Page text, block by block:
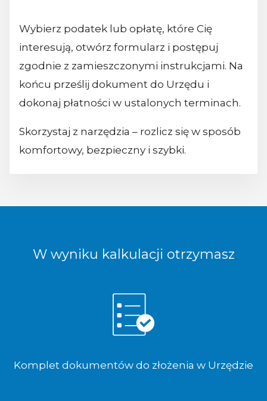
Wybierz podatek lub opłatę, które Cię
interesują, otwórz formularz i postępuj
zgodnie z zamieszczonymi instrukcjami. Na
końcu prześlij dokument do Urzędu i
dokonaj płatności w ustalonych terminach.
Skorzystaj z narzędzia – rozlicz się w sposób
komfortowy, bezpieczny i szybki.
W wyniku kalkulacji otrzymasz
Komplet dokumentów do złożenia w Urzędzie